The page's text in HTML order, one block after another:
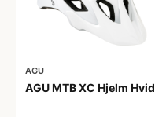
AGU
AGU MTB XC Hjelm Hvid